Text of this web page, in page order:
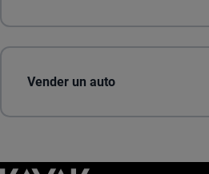
Vender un auto